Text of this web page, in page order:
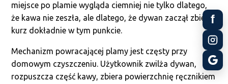
miejsce po plamie wygląda ciemniej nie tylko dlatego,
że kawa nie zeszła, ale dlatego, że dywan zaczął zbierać
kurz dokładnie w tym punkcie.
Mechanizm powracającej plamy jest częsty przy
domowym czyszczeniu. Użytkownik zwilża dywan,
rozpuszcza część kawy, zbiera powierzchnię ręcznikiem
f